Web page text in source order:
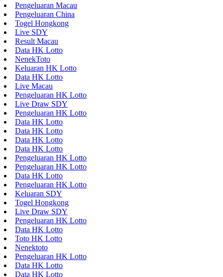
Pengeluaran Macau
Pengeluaran China
Togel Hongkong
Live SDY
Result Macau
Data HK Lotto
NenekToto
Keluaran HK Lotto
Data HK Lotto
Live Macau
Pengeluaran HK Lotto
Live Draw SDY
Pengeluaran HK Lotto
Data HK Lotto
Data HK Lotto
Data HK Lotto
Data HK Lotto
Pengeluaran HK Lotto
Pengeluaran HK Lotto
Data HK Lotto
Pengeluaran HK Lotto
Keluaran SDY
Togel Hongkong
Live Draw SDY
Pengeluaran HK Lotto
Data HK Lotto
Toto HK Lotto
Nenektoto
Pengeluaran HK Lotto
Data HK Lotto
Data HK Lotto